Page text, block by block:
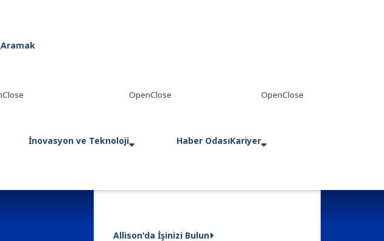
Aramak
C
İnovasyon ve Teknoloji Haber OdasıKariyer
Allison'da İşinizi Bulun